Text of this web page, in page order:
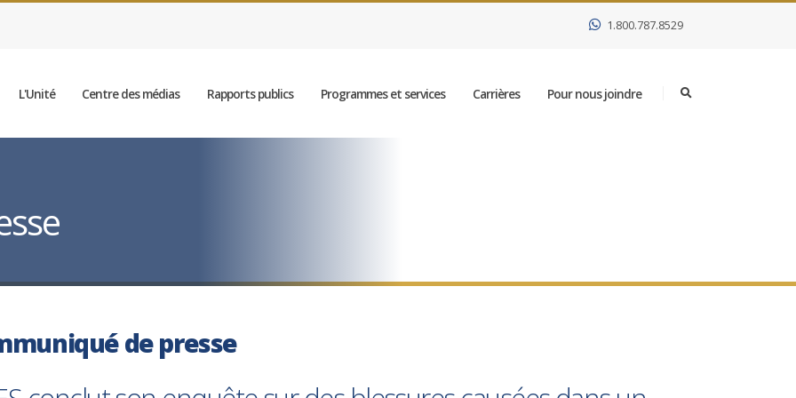
1.800.787.8529
L'Unité Centre des médias Rapports publics Programmes et services Carrières Pour nous joindre
de presse